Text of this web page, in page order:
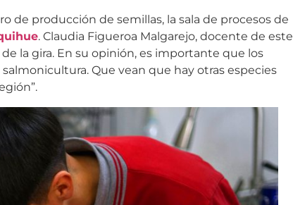
de producción de semillas, la sala de procesos de
. Claudia Figueroa Malgarejo, docente de este
la gira. En su opinión, es importante que los
Que vean que hay otras especies